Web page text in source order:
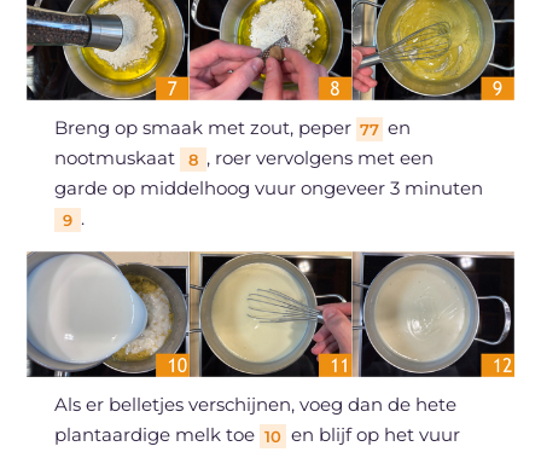
Breng op smaak met zout, peper 77 en
nootmuskaat
8 , roer vervolgens met een
garde op middelhoog vuur ongeveer 3 minuten
9 .
Als er belletjes verschijnen, voeg dan de hete
plantaardige melk toe 10 en blijf op het vuur